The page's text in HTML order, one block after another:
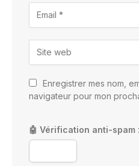
Enregistrer mes nom,
navigateur pour mon
🤖 Vérification anti-spam